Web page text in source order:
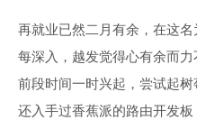
再就业已然二月有余，在这
每深入，越发觉得心有余而力
前段时间一时兴起，尝试起
还入手过香蕉派的路由开发板